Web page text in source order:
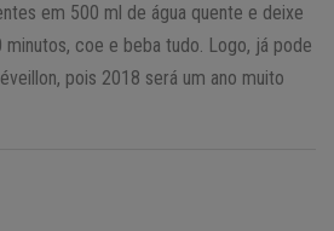
em 500 ml de água quente e deixe
coe e beba tudo. Logo, já pode
pois 2018 será um ano muito